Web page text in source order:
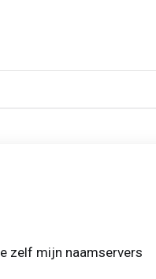
zelf mijn naamservers